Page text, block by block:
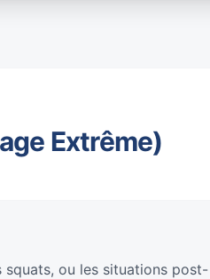
Extrême)
squats, ou les situations post-